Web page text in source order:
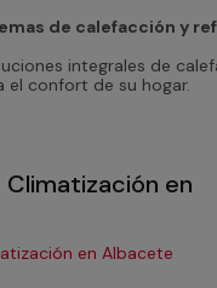
de calefacción y
integrales de
el confort de su hogar.
en
en Albacete